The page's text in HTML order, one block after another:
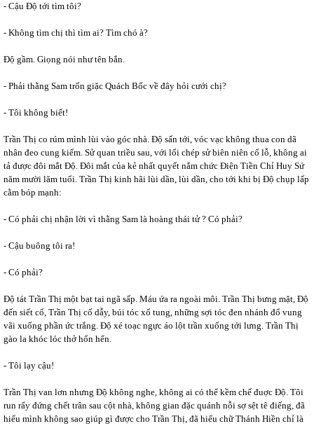
- Cậu Độ tới tìm tôi?
- Không tìm chị thì tìm ai? Tìm chó à?
Độ gầm. Giọng nói như tên bắn.
- Phải thằng Sam trốn giặc Quách Bốc về đây hỏi cưới chị?
- Tôi không biết!
Trần Thị co rúm mình lùi vào góc nhà. Độ sấn tới, vóc vạc không thua con dã
nhân đeo cung kiếm. Sử quan triều sau, với lối chép sử biên niên cổ lỗ, không ai
tả được đôi mắt Độ. Đôi mắt của kẻ nhất quyết nắm chức Điện Tiền Chỉ Huy Sứ
năm mười lăm tuổi. Trần Thị kinh hãi lùi dần, lùi dần, cho tới khi bị Độ chụp lấp
cằm bóp mạnh:
- Có phải chị nhận lời vì thằng Sam là hoàng thái tử ? Có phải?
- Cậu buông tôi ra!
- Có phải?
Độ tát Trần Thị một bạt tai ngã sấp. Máu ứa ra ngoài môi. Trần Thị bưng mặt, Độ
đến siết cổ, Trần Thị cố dẫy, búi tóc xổ tung, những sợi tóc đen nhánh đổ vung
vãi xuống phần ức trắng. Độ xé toạc ngực áo lột trần xuống tới lưng. Trần Thị
gào la khóc lóc thở hổn hển.
- Tôi lạy cậu!
Trần Thị van lơn nhưng Độ không nghe, không ai có thể kềm chế đuợc Độ. Tôi
run rẩy đứng chết trân sau cột nhà, không gian đặc quánh nỗi sợ sệt tê điếng, đã
hiểu mình không sao giúp gì được cho Trần Thị, đã hiểu chữ Thánh Hiền chỉ là